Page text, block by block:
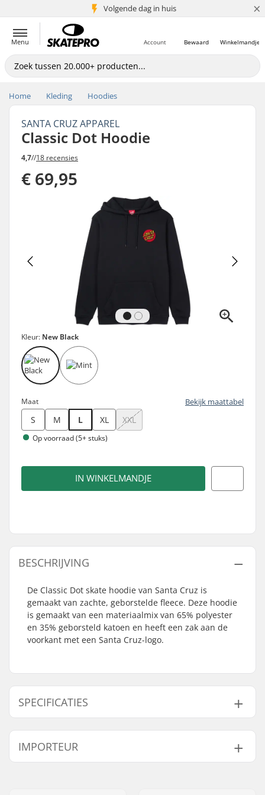
Volgende dag in huis
5+ mln. klanten ×
Menu Winkelmandje
Bewaard
Account
Home Kleding Hoodies
SANTA CRUZ APPAREL
Classic Dot Hoodie
4,7//18 recensies
€ 69,95
Kleur: New Black
Maat Bekijk maattabel
S M L XL XXL
Op voorraad (5+ stuks)
IN WINKELMANDJE
BESCHRIJVING
De Classic Dot skate hoodie van Santa Cruz is
gemaakt van zachte, geborstelde fleece. Deze hoodie
is gemaakt van een materiaalmix van 65% polyester
en 35% geborsteld katoen en heeft een zak aan de
voorkant met een Santa Cruz-logo.
SPECIFICATIES
Gender: Men,Unisex
Nek:
Design:
Breast Graphic,Back
IMPORTEUR